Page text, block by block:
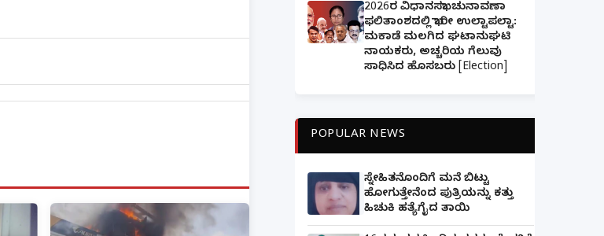
2026ರ ವಿಧಾನಸಭಾ ಚುನಾವಣಾ
ಫಲಿತಾಂಶದಲ್ಲಿ ಭಾರೀ ಉಲ್ಟಾಪಲ್ಟಾ:
ಮಕಾಡೆ ಮಲಗಿದ ಘಟಾನುಘಟಿ
ನಾಯಕರು, ಅಚ್ಚರಿಯ ಗೆಲುವು
ಸಾಧಿಸಿದ ಹೊಸಬರು [Election]
POPULAR NEWS
ಸ್ನೇಹಿತನೊಂದಿಗೆ ಮನೆ ಬಿಟ್ಟು
ಹೋಗುತ್ತೇನೆಂದ ಪುತ್ರಿಯನ್ನು ಕತ್ತು
ಹಿಚುಕಿ ಹತ್ಯೆಗೈದ ತಾಯಿ